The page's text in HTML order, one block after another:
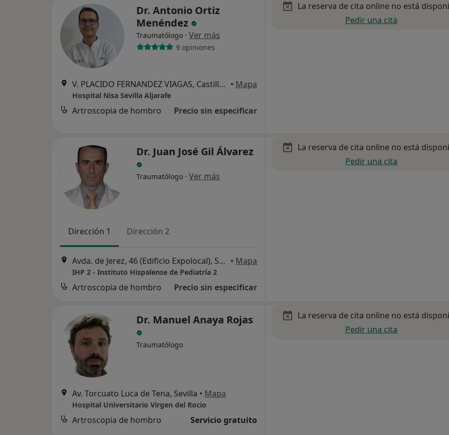
Dr. Antonio Ortiz
Menéndez
Traumatólogo · Ver más
9 opiniones
V. PLACIDO FERNANDEZ VIAGAS, Castilleja de la Cuesta • Mapa
Hospital Nisa Sevilla Aljarafe
Artroscopia de hombro Precio sin especificar
La reserva de cita online no está
Pedir una cita
Dr. Juan José Gil Álvarez
Traumatólogo · Ver más
Dirección 1 Dirección 2
Avda. de Jerez, 46 (Edificio Expolocal), Sevilla • Mapa
IHP 2 - Instituto Hispalense de Pediatría 2
Artroscopia de hombro Precio sin especificar
La reserva de cita online no está
Pedir una cita
Dr. Manuel Anaya Rojas
Traumatólogo
Av. Torcuato Luca de Tena, Sevilla • Mapa
Hospital Universitario Virgen del Rocio
Artroscopia de hombro Servicio gratuito
La reserva de cita online no está
Pedir una cita